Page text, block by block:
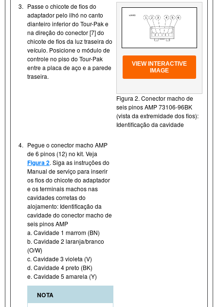
3. Passe o chicote de fios do
adaptador pelo ilhó no canto
dianteiro inferior do Tour- Pak e
na direção do conector [7] do
chicote de fios da luz traseira do
veículo. Posicione o módulo de
controle no piso do Tour- Pak
entre a placa de aço e a parede
traseira.
VIEW INTERACTIVE
IMAGE
Figura 2. Conector macho de
seis pinos AMP 73106-96BK
(vista da extremidade dos fios):
Identificação da cavidade
4. Pegue o conector macho AMP
de 6 pinos (12) no kit. Veja
Figura 2. Siga as instruções do
Manual de serviço para inserir
os fios do chicote do adaptador
e os terminais machos nas
cavidades corretas do
alojamento: Identificação da
cavidade do conector macho de
seis pinos AMP
a. Cavidade 1 marrom (BN)
b. Cavidade 2 laranja/branco
(O/W)
c. Cavidade 3 violeta (V)
d. Cavidade 4 preto (BK)
e. Cavidade 5 amarela (Y)
NOTA